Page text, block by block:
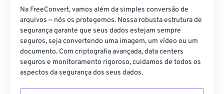
Na FreeConvert, vamos além da simples conversão de
arquivos — nós os protegemos. Nossa robusta estrutura de
segurança garante que seus dados estejam sempre
seguros, seja convertendo uma imagem, um vídeo ou um
documento. Com criptografia avançada, data centers
seguros e monitoramento rigoroso, cuidamos de todos os
aspectos da segurança dos seus dados.